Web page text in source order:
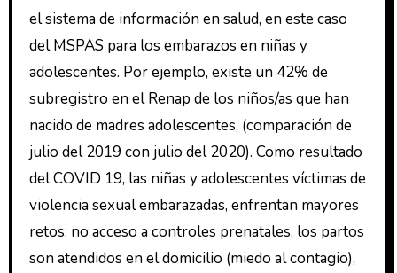
el sistema de información en salud, en este caso
del MSPAS para los embarazos en niñas y
adolescentes. Por ejemplo, existe un 42% de
subregistro en el Renap de los niños/as que han
nacido de madres adolescentes, (comparación de
julio del 2019 con julio del 2020). Como resultado
del COVID 19, las niñas y adolescentes víctimas de
violencia sexual embarazadas, enfrentan mayores
retos: no acceso a controles prenatales, los partos
son atendidos en el domicilio (miedo al contagio),